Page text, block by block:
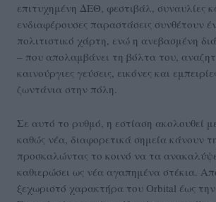
επιτυχημένη ΔΕΘ, φεστιβάλ, συναυλίες
ενδιαφέρουσες παραστάσεις συνθέτουν
πολιτιστικό χάρτη, ενώ η ανεβασμένη
– που απολαμβάνει τη βόλτα του,
καινούργιες γεύσεις, εικόνες και
ζωντάνια στην πόλη.
Σε αυτό το ρυθμό, η εστίαση ακολουθεί
καθώς νέα, διαφορετικά σημεία κάνουν
προσκαλώντας το κοινό να τα
καθιερώσει ως νέα αγαπημένα στέκια.
ξεχωριστό χαρακτήρα του Orbital έως